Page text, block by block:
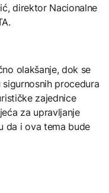
direktor Nacionalne
olakšanje, dok se
procedura
zajednice
za upravljanje
da i ova tema bude